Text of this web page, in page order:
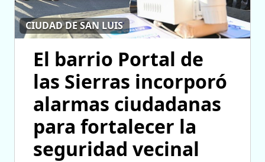
CIUDAD DE SAN LUIS
El barrio Portal de
las Sierras incorporó
alarmas ciudadanas
para fortalecer la
seguridad vecinal